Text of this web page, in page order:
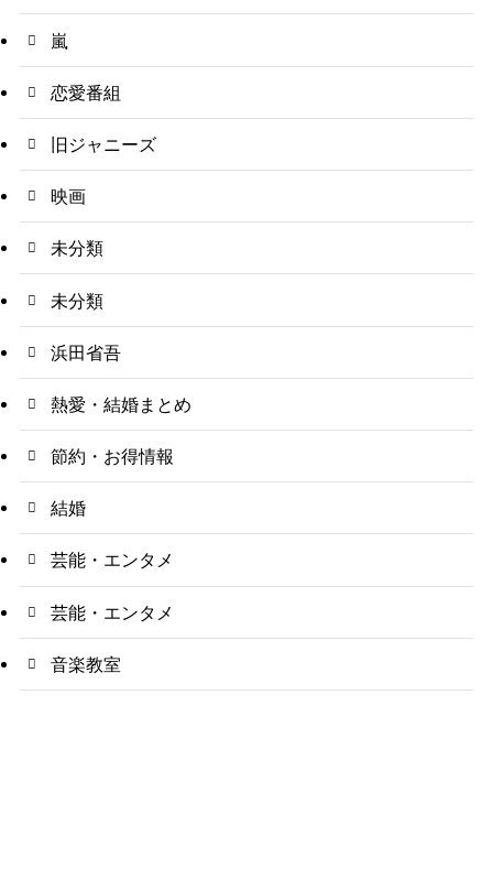
嵐
恋愛番組
旧ジャニーズ
映画
未分類
未分類
浜田省吾
熱愛・結婚まとめ
節約・お得情報
結婚
芸能・エンタメ
芸能・エンタメ
音楽教室